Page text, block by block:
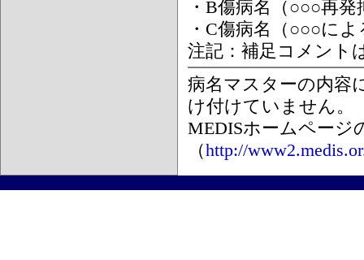
・B傷病名（○○○再
・C傷病名（○○○に
注記：補足コメント
病名マスターの内容
け付けていません。
MEDISホームページ
（http://